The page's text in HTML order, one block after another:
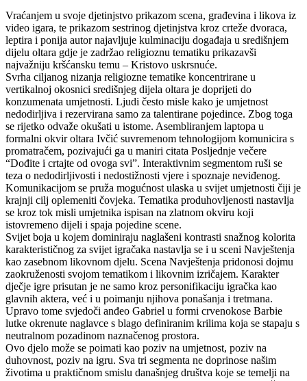
Vraćanjem u svoje djetinjstvo prikazom scena, građevina i likova iz
video igara, te prikazom sestrinog djetinjstva kroz crteže dvoraca,
leptira i ponija autor najavljuje kulminaciju događaja u središnjem
dijelu oltara gdje je zadržao religioznu tematiku prikazavši
najvažniju kršćansku temu – Kristovo uskrsnuće.
Svrha ciljanog nizanja religiozne tematike koncentrirane u
vertikalnoj okosnici središnjeg dijela oltara je doprijeti do
konzumenata umjetnosti. Ljudi često misle kako je umjetnost
nedodirljiva i rezervirana samo za talentirane pojedince. Zbog toga
se rijetko odvaže okušati u istome. Asembliranjem laptopa u
formalni okvir oltara Ivčić suvremenom tehnologijom komunicira s
promatračem, pozivajući ga u maniri citata Posljednje večere
“Dođite i crtajte od ovoga svi”. Interaktivnim segmentom ruši se
teza o nedodirljivosti i nedostižnosti vjere i spoznaje neviđenog.
Komunikacijom se pruža mogućnost ulaska u svijet umjetnosti čiji je
krajnji cilj oplemeniti čovjeka. Tematika produhovljenosti nastavlja
se kroz tok misli umjetnika ispisan na zlatnom okviru koji
istovremeno dijeli i spaja pojedine scene.
Svijet boja u kojem dominiraju naglašeni kontrasti snažnog kolorita
karakterističnog za svijet igračaka nastavlja se i u sceni Navještenja
kao zasebnom likovnom djelu. Scena Navještenja pridonosi dojmu
zaokruženosti svojom tematikom i likovnim izričajem. Karakter
dječje igre prisutan je ne samo kroz personifikaciju igračka kao
glavnih aktera, već i u poimanju njihova ponašanja i tretmana.
Upravo tome svjedoči anđeo Gabriel u formi crvenokose Barbie
lutke okrenute naglavce s blago definiranim krilima koja se stapaju s
neutralnom pozadinom naznačenog prostora.
Ovo djelo može se poimati kao poziv na umjetnost, poziv na
duhovnost, poziv na igru. Sva tri segmenta ne doprinose našim
životima u praktičnom smislu današnjeg društva koje se temelji na